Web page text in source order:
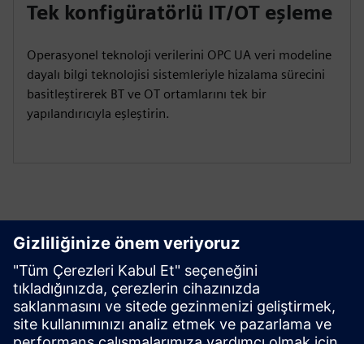
Tek konfigüratörlü IT/OT eşleme
Operasyonel teknoloji verilerini OPC UA veri modeline
dayalı bilgi teknolojisi sistemleriyle hizalama sürecini
basitleştirerek BT ve OT ortamlarını tek bir
yapılandırıcıyla eşleştirin.
Kullanmaya başlayın